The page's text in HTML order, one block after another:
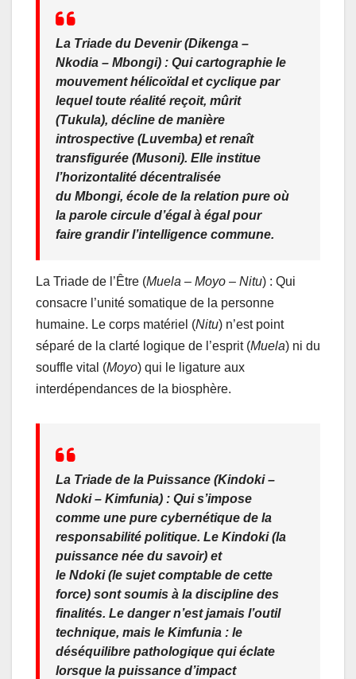
La Triade du Devenir (Dikenga –
Nkodia – Mbongi) : Qui cartographie le
mouvement hélicoïdal et cyclique par
lequel toute réalité reçoit, mûrit
(Tukula), décline de manière
introspective (Luvemba) et renaît
transfigurée (Musoni). Elle institue
l’horizontalité décentralisée
du Mbongi, école de la relation pure où
la parole circule d’égal à égal pour
faire grandir l’intelligence commune.
La Triade de l’Être (Muela – Moyo – Nitu) : Qui
consacre l’unité somatique de la personne
humaine. Le corps matériel (Nitu) n’est point
séparé de la clarté logique de l’esprit (Muela) ni du
souffle vital (Moyo) qui le ligature aux
interdépendances de la biosphère.
La Triade de la Puissance (Kindoki –
Ndoki – Kimfunia) : Qui s’impose
comme une pure cybernétique de la
responsabilité politique. Le Kindoki(la
puissance née du savoir) et
le Ndoki(le sujet comptable de cette
force) sont soumis à la discipline des
finalités. Le danger n’est jamais l’outil
technique, mais le Kimfunia : le
déséquilibre pathologique qui éclate
lorsque la puissance d’impact